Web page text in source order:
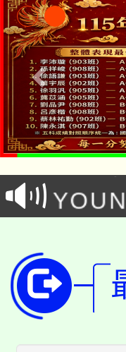
「本
場熱
8/21
徵才
8月
開!
115
田徑
桃園